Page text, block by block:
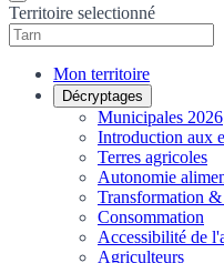
Territoire selectionné
Mon territoire
Décryptages
Municipales 2026
Introduction aux
Terres agricoles
Autonomie
Transformation
Consommation
Accessibilité de
Agriculteurs